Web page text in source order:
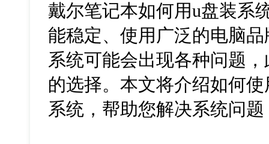
戴尔笔记本如何用u盘装系
能稳定、使用广泛的电脑
系统可能会出现各种问题
的选择。本文将介绍如何
系统，帮助您解决系统问